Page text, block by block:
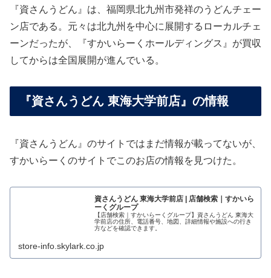
『資さんうどん』は、福岡県北九州市発祥のうどんチェー
ン店である。元々は北九州を中心に展開するローカルチェ
ーンだったが、『すかいらーくホールディングス』が買収
してからは全国展開が進んでいる。
『資さんうどん 東海大学前店』の情報
『資さんうどん』のサイトではまだ情報が載ってないが、
すかいらーくのサイトでこのお店の情報を見つけた。
資さんうどん 東海大学前店 | 店舗検索｜すかいら
ーくグループ
【店舗検索｜すかいらーくグループ】資さんうどん 東海大
学前店の住所、電話番号、地図、詳細情報や施設への行き
方などを確認できます。
store-info.skylark.co.jp